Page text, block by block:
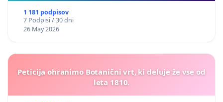
1 181 podpisov
7 Podpisi / 30 dni
26 May 2026
Peticija ohranimo Botanični vrt, ki deluje že vse od
leta 1810.